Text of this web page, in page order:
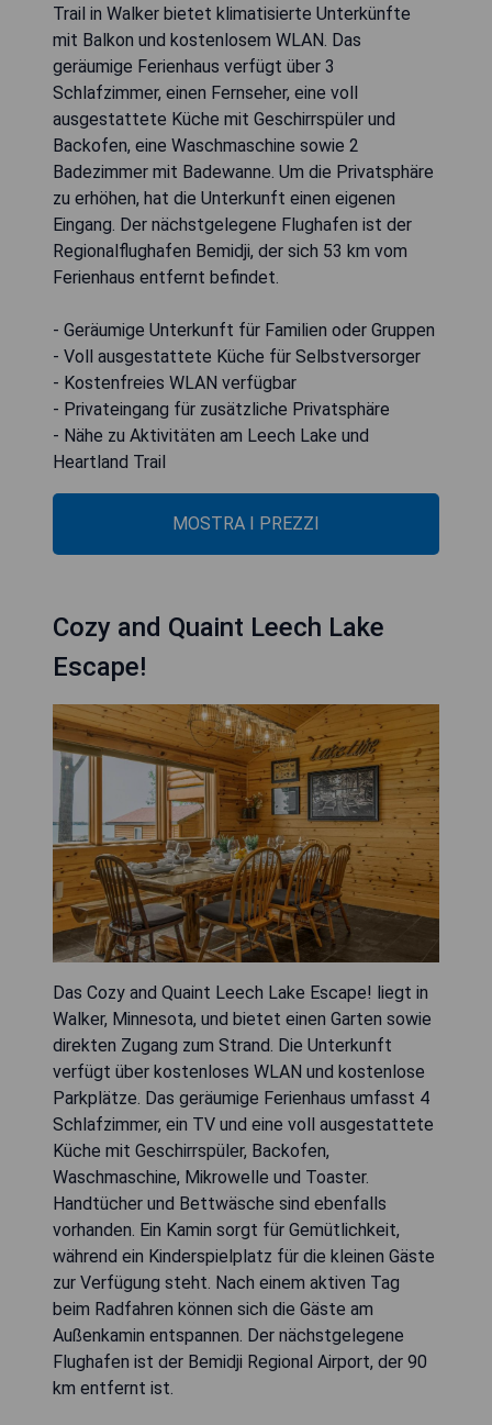
Trail in Walker bietet klimatisierte Unterkünfte
mit Balkon und kostenlosem WLAN. Das
geräumige Ferienhaus verfügt über 3
Schlafzimmer, einen Fernseher, eine voll
ausgestattete Küche mit Geschirrspüler und
Backofen, eine Waschmaschine sowie 2
Badezimmer mit Badewanne. Um die Privatsphäre
zu erhöhen, hat die Unterkunft einen eigenen
Eingang. Der nächstgelegene Flughafen ist der
Regionalflughafen Bemidji, der sich 53 km vom
Ferienhaus entfernt befindet.
- Geräumige Unterkunft für Familien oder Gruppen
- Voll ausgestattete Küche für Selbstversorger
- Kostenfreies WLAN verfügbar
- Privateingang für zusätzliche Privatsphäre
- Nähe zu Aktivitäten am Leech Lake und
Heartland Trail
MOSTRA I PREZZI
Cozy and Quaint Leech Lake
Escape!
Das Cozy and Quaint Leech Lake Escape! liegt in
Walker, Minnesota, und bietet einen Garten sowie
direkten Zugang zum Strand. Die Unterkunft
verfügt über kostenloses WLAN und kostenlose
Parkplätze. Das geräumige Ferienhaus umfasst 4
Schlafzimmer, ein TV und eine voll ausgestattete
Küche mit Geschirrspüler, Backofen,
Waschmaschine, Mikrowelle und Toaster.
Handtücher und Bettwäsche sind ebenfalls
vorhanden. Ein Kamin sorgt für Gemütlichkeit,
während ein Kinderspielplatz für die kleinen Gäste
zur Verfügung steht. Nach einem aktiven Tag
beim Radfahren können sich die Gäste am
Außenkamin entspannen. Der nächstgelegene
Flughafen ist der Bemidji Regional Airport, der 90
km entfernt ist.